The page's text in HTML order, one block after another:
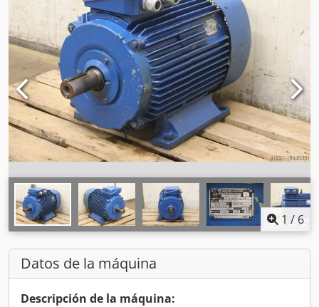
1 / 6
Datos de la máquina
Descripción de la máquina: